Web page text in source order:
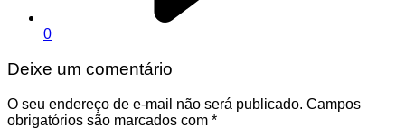
0
Deixe um comentário
O seu endereço de e-mail não será publicado. Campos
obrigatórios são marcados com *